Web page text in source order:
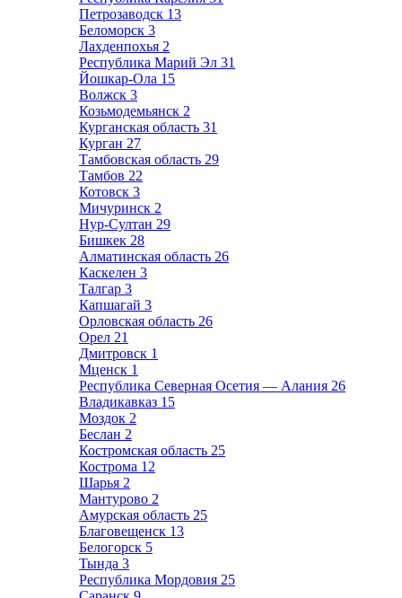
Петрозаводск 13
Беломорск 3
Лахденпохья 2
Республика Марий Эл 31
Йошкар-Ола 15
Волжск 3
Козьмодемьянск 2
Курганская область 31
Курган 27
Тамбовская область 29
Тамбов 22
Котовск 3
Мичуринск 2
Нур-Султан 29
Бишкек 28
Алматинская область 26
Каскелен 3
Талгар 3
Капшагай 3
Орловская область 26
Орел 21
Дмитровск 1
Мценск 1
Республика Северная Осетия — Алания 26
Владикавказ 15
Моздок 2
Беслан 2
Костромская область 25
Кострома 12
Шарья 2
Мантурово 2
Амурская область 25
Благовещенск 13
Белогорск 5
Тында 3
Республика Мордовия 25